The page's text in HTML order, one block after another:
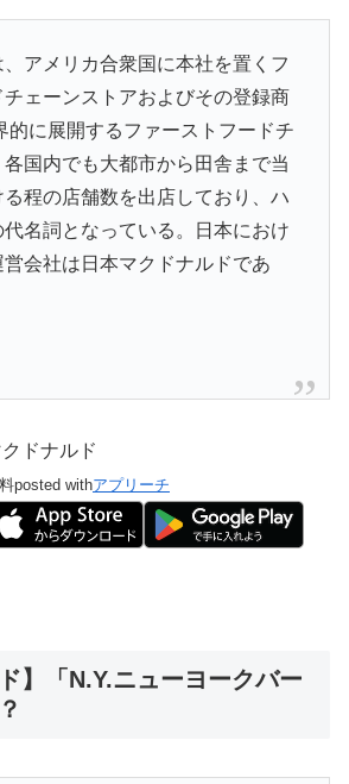
アメリカ合衆国に本社を置くフ
チェーンストアおよびその登録商
的に展開するファーストフードチ
各国内でも大都市から田舎まで当
程の店舗数を出店しており、ハ
名詞となっている。日本におけ
会社は日本マクドナルドであ
ドナルド
posted withアプリーチ
】「N.Y.ニューヨークバー